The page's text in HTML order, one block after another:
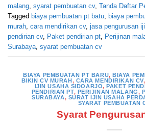
malang syarat pembuatan cv, Tanda Daftar
Tagged biaya pembuatan pt batu biaya
murah cara mendirikan cv, jasa pengurusan
pendirian cv, Paket pendirian pt Perijinan
Surabaya syarat pembuatan cv
BIAYA PEMBUATAN PT BARU,BIAYA
BIKIN CV MURAH, CARA MENDIRIKAN CV,
IJIN USAHA SIDOARJO,PAKET
PENDIRIAN PT, PERIJINAN MALANG,
SURABAYA, SURAT IJIN USAHA
SYARAT PEMBUATAN
Syarat